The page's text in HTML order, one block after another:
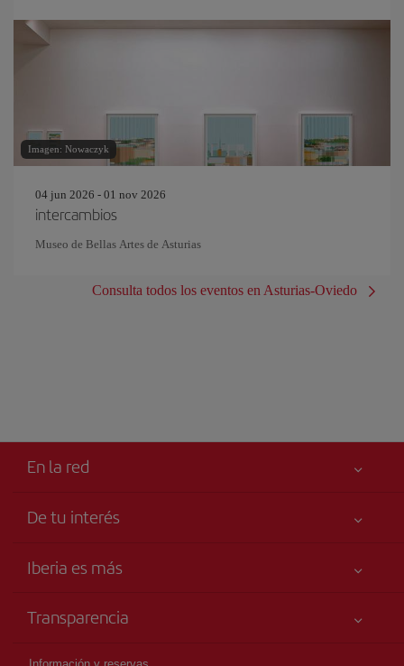
Imagen: Nowaczyk
04 jun 2026 - 01 nov 2026
intercambios
Museo de Bellas Artes de Asturias
Consulta todos los eventos en Asturias-Oviedo
En la red
De tu interés
Tu seguridad es lo primero
Publicidad
Iberia es más
Talento a bordo
Grupo Iberia
Transparencia